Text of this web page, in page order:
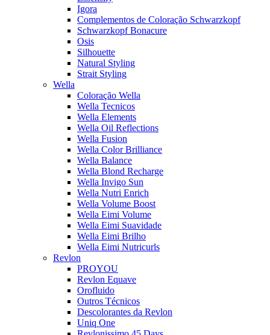
Igora
Complementos de Coloração Schwarzkopf
Schwarzkopf Bonacure
Osis
Silhouette
Natural Styling
Strait Styling
Wella
Coloração Wella
Wella Tecnicos
Wella Elements
Wella Oil Reflections
Wella Fusion
Wella Color Brilliance
Wella Balance
Wella Blond Recharge
Wella Invigo Sun
Wella Nutri Enrich
Wella Volume Boost
Wella Eimi Volume
Wella Eimi Suavidade
Wella Eimi Brilho
Wella Eimi Nutricurls
Revlon
PROYOU
Revlon Equave
Orofluido
Outros Técnicos
Descolorantes da Revlon
Uniq One